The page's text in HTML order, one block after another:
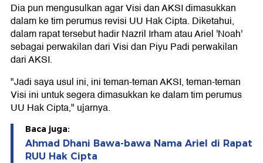
Dia pun mengusulkan agar Visi dan AKSI dimasukkan
dalam ke tim perumus revisi UU Hak Cipta. Diketahui,
dalam rapat tersebut hadir Nazril Irham atau Ariel 'Noah'
sebagai perwakilan dari Visi dan Piyu Padi perwakilan
dari AKSI.
"Jadi saya usul ini, ini teman-teman AKSI, teman-teman
Visi ini untuk segera dimasukkan ke dalam tim perumus
UU Hak Cipta," ujarnya.
Baca juga:
Ahmad Dhani Bawa-bawa Nama Ariel di Rapat
RUU Hak Cipta